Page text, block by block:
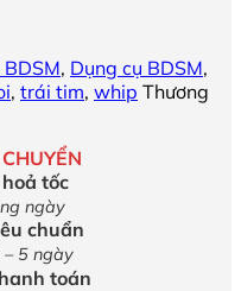
BDSM, Dụng cụ BDSM,
, trái tim, whip Thương
tốc
ngày
chuẩn
5 ngày
toán